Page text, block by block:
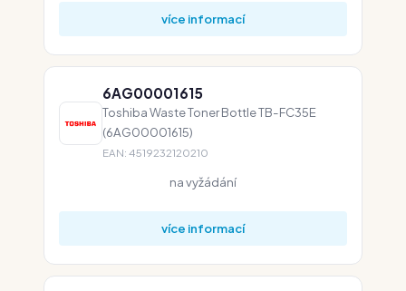
více informací
6AG00001615
Toshiba Waste Toner Bottle TB-FC35E
(6AG00001615)
EAN: 4519232120210
na vyžádání
více informací